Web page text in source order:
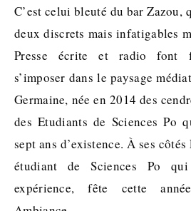
C’est celui bleuté du bar Zazou,
deux discrets mais infatigables
Presse écrite et radio font
s’imposer dans le paysage
Germaine, née en 2014 des
des Etudiants de Sciences Po
sept ans d’existence. À ses
étudiant de Sciences Po
expérience, fête cette